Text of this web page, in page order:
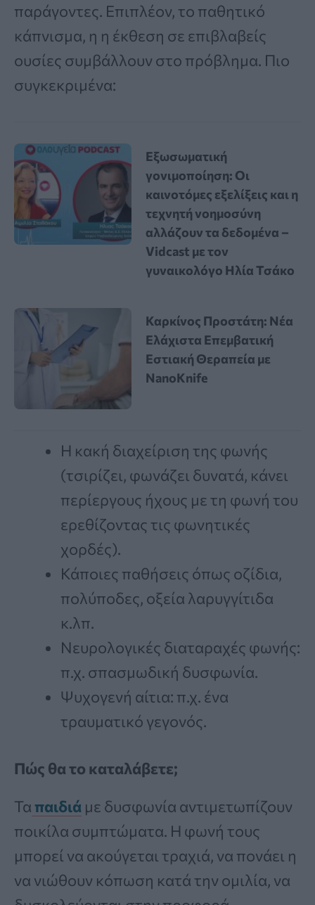
παράγοντες. Επιπλέον, το παθητικό
κάπνισμα, η η έκθεση σε επιβλαβείς
ουσίες συμβάλλουν στο πρόβλημα. Πιο
συγκεκριμένα:
Εξωσωματική
γονιμοποίηση: Οι
καινοτόμες εξελίξεις και η
τεχνητή νοημοσύνη
αλλάζουν τα δεδομένα –
Vidcast με τον
γυναικολόγο Ηλία Τσάκο
Καρκίνος Προστάτη: Νέα
Ελάχιστα Επεμβατική
Εστιακή Θεραπεία με
NanoKnife
Η κακή διαχείριση της φωνής
(τσιρίζει, φωνάζει δυνατά, κάνει
περίεργους ήχους με τη φωνή του
ερεθίζοντας τις φωνητικές
χορδές).
Κάποιες παθήσεις όπως οζίδια,
πολύποδες, οξεία λαρυγγίτιδα
κ.λπ.
Νευρολογικές διαταραχές φωνής:
π.χ. σπασμωδική δυσφωνία.
Ψυχογενή αίτια: π.χ. ένα
τραυματικό γεγονός.
Πώς θα το καταλάβετε;
Ταπαιδιά με δυσφωνία αντιμετωπίζουν
ποικίλα συμπτώματα. Η φωνή τους
μπορεί να ακούγεται τραχιά, να πονάει η
να νιώθουν κόπωση κατά την ομιλία, να